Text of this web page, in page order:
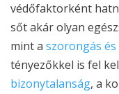
védőfaktorként
sőt akár olyan
mint a szorongás és
tényezőkkel is fel
bizonytalanság, a